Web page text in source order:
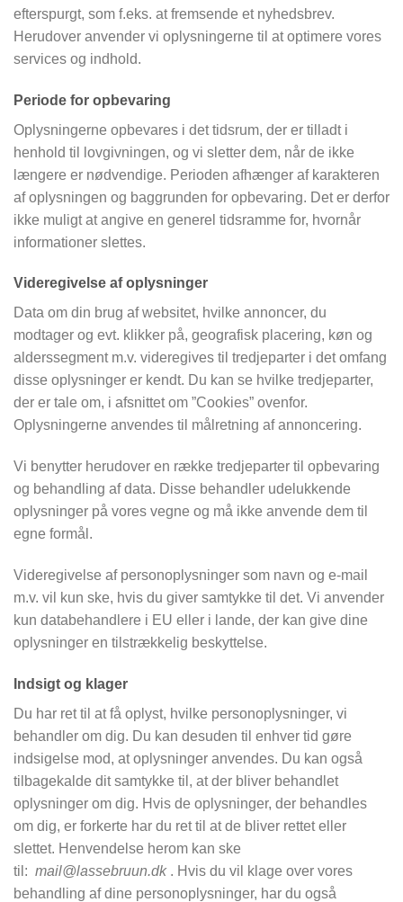
efterspurgt, som f.eks. at fremsende et nyhedsbrev.
Herudover anvender vi oplysningerne til at optimere vores
services og indhold.
Periode for opbevaring
Oplysningerne opbevares i det tidsrum, der er tilladt i
henhold til lovgivningen, og vi sletter dem, når de ikke
længere er nødvendige. Perioden afhænger af karakteren
af oplysningen og baggrunden for opbevaring. Det er derfor
ikke muligt at angive en generel tidsramme for, hvornår
informationer slettes.
Videregivelse af oplysninger
Data om din brug af websitet, hvilke annoncer, du
modtager og evt. klikker på, geografisk placering, køn og
alderssegment m.v. videregives til tredjeparter i det omfang
disse oplysninger er kendt. Du kan se hvilke tredjeparter,
der er tale om, i afsnittet om ”Cookies” ovenfor.
Oplysningerne anvendes til målretning af annoncering.
Vi benytter herudover en række tredjeparter til opbevaring
og behandling af data. Disse behandler udelukkende
oplysninger på vores vegne og må ikke anvende dem til
egne formål.
Videregivelse af personoplysninger som navn og e-mail
m.v. vil kun ske, hvis du giver samtykke til det. Vi anvender
kun databehandlere i EU eller i lande, der kan give dine
oplysninger en tilstrækkelig beskyttelse.
Indsigt og klager
Du har ret til at få oplyst, hvilke personoplysninger, vi
behandler om dig. Du kan desuden til enhver tid gøre
indsigelse mod, at oplysninger anvendes. Du kan også
tilbagekalde dit samtykke til, at der bliver behandlet
oplysninger om dig. Hvis de oplysninger, der behandles
om dig, er forkerte har du ret til at de bliver rettet eller
slettet. Henvendelse herom kan ske
til: mail@lassebruun.dk . Hvis du vil klage over vores
behandling af dine personoplysninger, har du også